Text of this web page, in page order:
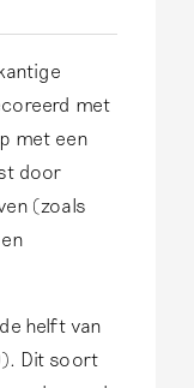
met
met een
door
(zoals
helft van
Dit soort